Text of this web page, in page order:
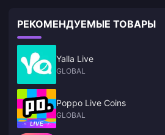
РЕКОМЕНДУЕМЫЕ ТОВАРЫ
Yalla Live
GLOBAL
Poppo Live Coins
GLOBAL